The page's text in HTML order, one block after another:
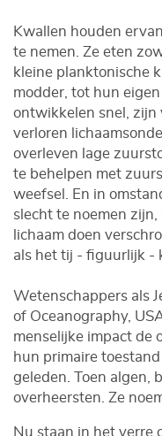
Kwallen houden
te nemen. Ze eten
kleine planktonische
modder, tot hun
ontwikkelen snel, zijn
verloren
overleven lage
te behelpen met
weefsel. En in
slecht te noemen
lichaam doen
als het tij - figuurlijk -
Wetenschappers als
of Oceanography,
menselijke impact de
hun primaire
geleden. Toen algen,
overheersten. Ze
Nu staan in het verre